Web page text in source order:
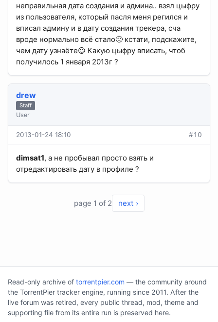
неправильная дата создания и админа.. взял цыфру
из пользователя, который пасля меня регился и
вписал админу и в дату создания трекера, сча
вроде нормально всё стало🙂 кстати, подскажите,
чем дату узнаёте😉 Какую цыфру вписать, чтоб
получилось 1 января 2013г ?
drew
Staff
User
2013-01-24 18:10 #10
dimsat1, а не пробывал просто взять и
отредактировать дату в профиле ?
page 1 of 2 next ›
Read-only archive of torrentpier.com — the community around
the TorrentPier tracker engine, running since 2011. After the
live forum was retired, every public thread, mod, theme and
supporting file from its entire run is preserved here.